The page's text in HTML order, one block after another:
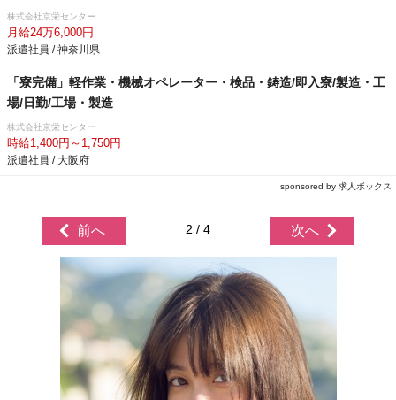
株式会社京栄センター
月給24万6,000円
派遣社員 / 神奈川県
「寮完備」軽作業・機械オペレーター・検品・鋳造/即入寮/製造・工
場/日勤/工場・製造
株式会社京栄センター
時給1,400円～1,750円
派遣社員 / 大阪府
sponsored by 求人ボックス
前へ 2 / 4 次へ